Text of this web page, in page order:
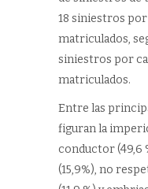
18 siniestros
matriculados,
siniestros por
matriculados.
Entre las
figuran la
conductor (49,6
(15,9%), no